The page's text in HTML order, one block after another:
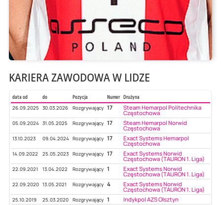
KARIERA ZAWODOWA W LIDZE
data od do Pozycja Numer Drużyna
26.09.2025
30.03.2026 Rozgrywający 17 Steam Hemarpol Politechnika
Częstochowa
05.09.2024 31.05.2025 Rozgrywający 17 Steam Hemarpol Norwid
Częstochowa
13.10.2023 09.04.2024 Rozgrywający 17 Exact Systems Hemarpol
Częstochowa
14.09.2022 25.05.2023 Rozgrywający 17 Exact Systems Norwid
Częstochowa (TAURON 1. Liga)
22.09.2021 13.04.2022 Rozgrywający 1 Exact Systems Norwid
Częstochowa (TAURON 1. Liga)
22.09.2020 13.05.2021 Rozgrywający 4 Exact Systems Norwid
Częstochowa (TAURON 1. Liga)
25.10.2019 25.03.2020 Rozgrywający 1 Indykpol AZS Olsztyn